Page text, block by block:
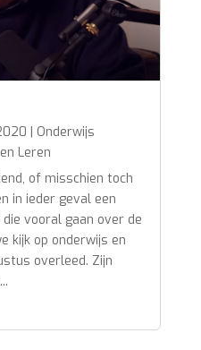
| Onderwijs
Leren
of misschien toch
in ieder geval een
vooral gaan over de
kijk op onderwijs en
overleed. Zijn